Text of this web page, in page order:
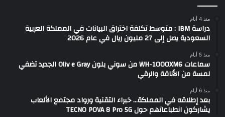
منذ 4 أيام
دراسة IBM : متوسط تكلفة اختراق البيانات في المملكة العربية
السعودية يصل إلى 27 مليون ريال في عام 2026
منذ 5 أيام
سماعات WH-1000XM6 من سوني بلون Oliv e Gray الجديد تضفي
لمسة من الأناقة والرقي
منذ 6 أيام
بعد إطلاقه في المملكة… خبراء التقنية ورواد مجتمع الألعاب
يشاركون انطباعاتهم حول TECNO POVA 8 Pro 5G